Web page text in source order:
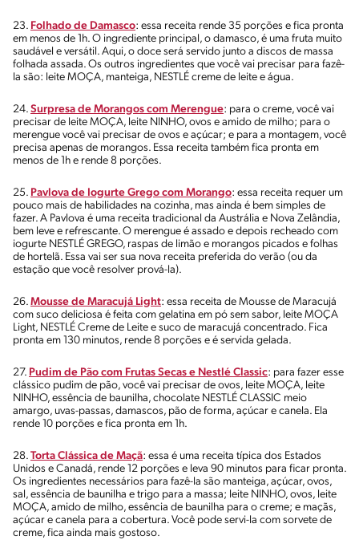
23. Folhado de Damasco: essa receita rende 35 porções e fica pronta
em menos de 1h. O ingrediente principal, o damasco, é uma fruta muito
saudável e versátil. Aqui, o doce será servido junto a discos de massa
folhada assada. Os outros ingredientes que você vai precisar para fazê-
la são: leite MOÇA, manteiga, NESTLÉ creme de leite e água.
24. Surpresa de Morangos com Merengue: para o creme, você vai
precisar de leite MOÇA, leite NINHO, ovos e amido de milho; para o
merengue você vai precisar de ovos e açúcar; e para a montagem, você
precisa apenas de morangos. Essa receita também fica pronta em
menos de 1h e rende 8 porções.
25. Pavlova de Iogurte Grego com Morango: essa receita requer um
pouco mais de habilidades na cozinha, mas ainda é bem simples de
fazer. A Pavlova é uma receita tradicional da Austrália e Nova Zelândia,
bem leve e refrescante. O merengue é assado e depois recheado com
iogurte NESTLÉ GREGO, raspas de limão e morangos picados e folhas
de hortelã. Essa vai ser sua nova receita preferida do verão (ou da
estação que você resolver prová-la).
26. Mousse de Maracujá Light: essa receita de Mousse de Maracujá
com suco deliciosa é feita com gelatina em pó sem sabor, leite MOÇA
Light, NESTLÉ Creme de Leite e suco de maracujá concentrado. Fica
pronta em 130 minutos, rende 8 porções e é servida gelada.
27. Pudim de Pão com Frutas Secas e Nestlé Classic: para fazer esse
clássico pudim de pão, você vai precisar de ovos, leite MOÇA, leite
NINHO, essência de baunilha, chocolate NESTLÉ CLASSIC meio
amargo, uvas-passas, damascos, pão de forma, açúcar e canela. Ela
rende 10 porções e fica pronta em 1h.
28. Torta Clássica de Maçã: essa é uma receita típica dos Estados
Unidos e Canadá, rende 12 porções e leva 90 minutos para ficar pronta.
Os ingredientes necessários para fazê-la são manteiga, açúcar, ovos,
sal, essência de baunilha e trigo para a massa; leite NINHO, ovos, leite
MOÇA, amido de milho, essência de baunilha para o creme; e maçãs,
açúcar e canela para a cobertura. Você pode servi-la com sorvete de
creme, fica ainda mais gostoso.